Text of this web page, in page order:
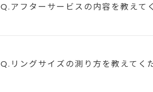
Q.アフターサービスの内容を教えて
Q.リングサイズの測り方を教えてく